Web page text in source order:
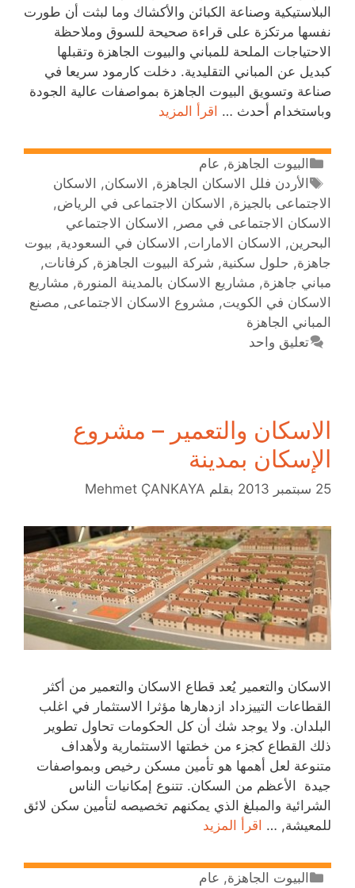
البلاستيكية وصناعة الكبائن والأكشاك وما لبثت أن طورت
نفسها مرتكزة على قراءة صحيحة للسوق وملاحظة
الاحتياجات الملحة للمباني والبيوت الجاهزة وتقبلها
كبديل عن المباني التقليدية. دخلت كارمود سريعا في
صناعة وتسويق البيوت الجاهزة بمواصفات عالية الجودة
وباستخدام أحدث … اقرأ المزيد
البيوت الجاهزة, عام
الأردن فلل الاسكان الجاهزة, الاسكان, الاسكان
الاجتماعى بالجيزة, الاسكان الاجتماعى في الرياض,
الاسكان الاجتماعى في مصر , الاسكان الاجتماعي
البحرين, الاسكان الامارات, الاسكان في السعودية, بيوت
جاهزة, حلول سكنية, شركة البيوت الجاهزة, كرفانات,
مباني جاهزة, مشاريع الاسكان بالمدينة المنورة, مشاريع
الاسكان في الكويت, مشروع الاسكان الاجتماعى, مصنع
المباني الجاهزة
تعليق واحد
الاسكان والتعمير – مشروع
الإسكان بمدينة
25 سبتمبر 2013 بقلم Mehmet ÇANKAYA
الاسكان والتعمير يُعد قطاع الاسكان والتعمير من أكثر
القطاعات التييزداد ازدهارها مؤثرا الاستثمار في اغلب
البلدان. ولا يوجد شك أن كل الحكومات تحاول تطوير
ذلك القطاع كجزء من خطتها الاستثمارية ولأهداف
متنوعة لعل أهمها هو تأمين مسكن رخيص وبمواصفات
جيدة الأعظم من السكان. تتنوع إمكانيات الناس
الشرائية والمبلغ الذي يمكنهم تخصيصه لتأمين سكن لائق
للمعيشة, … اقرأ المزيد
البيوت الجاهزة, عام